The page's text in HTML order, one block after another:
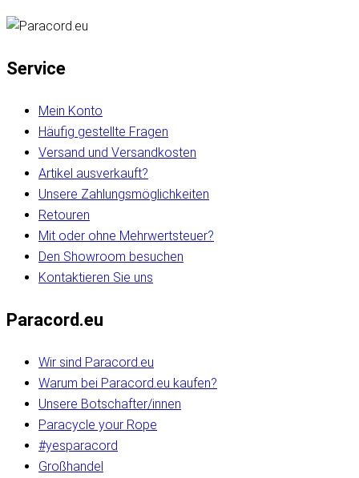
Service
Mein Konto
Häufig gestellte Fragen
Versand und Versandkosten
Artikel ausverkauft?
Unsere Zahlungsmöglichkeiten
Retouren
Mit oder ohne Mehrwertsteuer?
Den Showroom besuchen
Kontaktieren Sie uns
Paracord.eu
Wir sind Paracord.eu
Warum bei Paracord.eu kaufen?
Unsere Botschafter/innen
Paracycle your Rope
#yesparacord
Großhandel